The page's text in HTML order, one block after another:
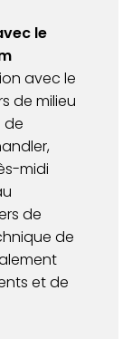
le
avec le
de milieu
de
midi
de
de
et de